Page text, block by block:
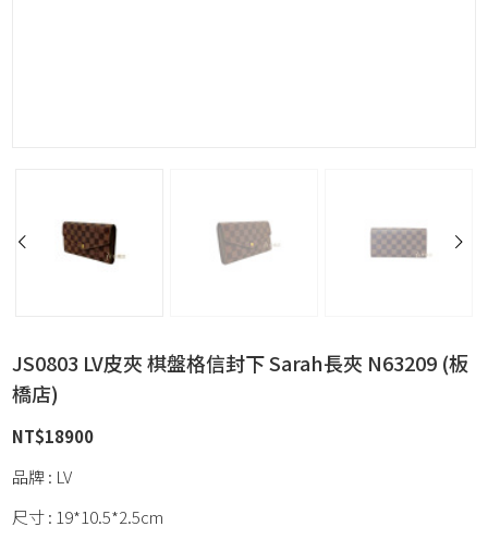
JS0803 LV皮夾 棋盤格信封下 Sarah長夾 N63209 (板
橋店)
NT$18900
品牌 : LV
尺寸 : 19*10.5*2.5cm